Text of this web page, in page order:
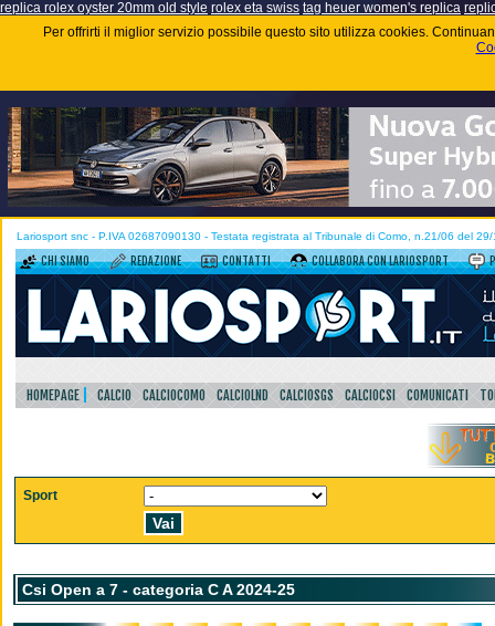
replica rolex oyster 20mm old style rolex eta swiss tag heuer women's replica
Per offrirti il miglior servizio possibile questo sito utilizza cookies.
Lariosport snc - P.IVA 02687090130 - Testata registrata al Tribunale di Como, n.21/06 del
CHI SIAMO REDAZIONE CONTATTI COLLABORA CON LARIOSPORT
HOMEPAGE CALCIO CALCIOCOMO CALCIOLND CALCIOSGS CALCIOCSI COMUNICATI
Sport
Csi Open a 7 - categoria C A 2024-25